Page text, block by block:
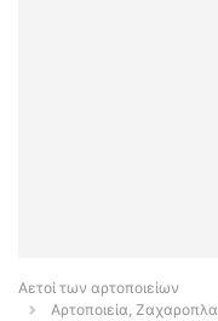
Αετοί των αρτοποιείων
Αρτοποιεία,